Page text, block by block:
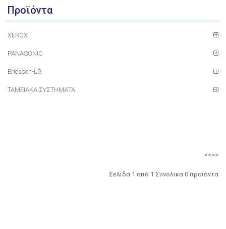
Προϊόντα
XEROX
PANASONIC
Ericsson-LG
ΤΑΜΕΙΑΚΑ ΣΥΣΤΗΜΑΤΑ
<<>>
Σελίδα 1 από 1 Συνολικα 0 προιόντα